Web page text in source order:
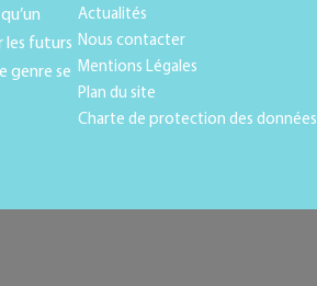
les futurs
genre se
Actualités
Nous contacter
Mentions Légales
Plan du site
Charte de protection des données